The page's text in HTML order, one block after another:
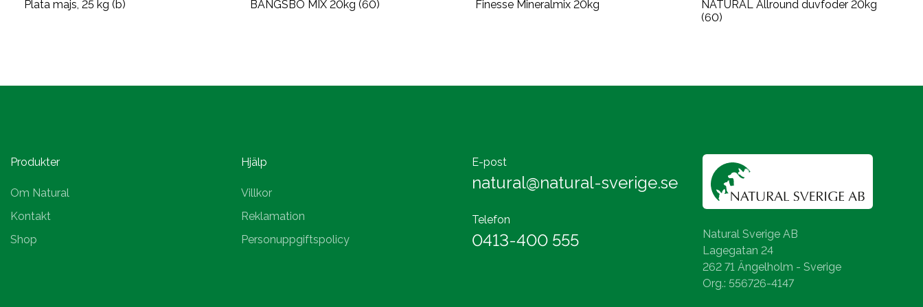
Plata majs, 25 kg (b) BANGSBO MIX 20kg (60) Finesse Mineralmix 20kg
NATURAL Allround duvfoder 20kg
(60)
Produkter
Om Natural
Kontakt
Shop
Hjälp
Villkor
Reklamation
Personuppgiftspolicy
E-post
natural@natural-sverige.se
Telefon
0413-400 555
Natural Sverige AB
Lagegatan 24
262 71 Ängelholm - Sverige
Org.: 556726-4147